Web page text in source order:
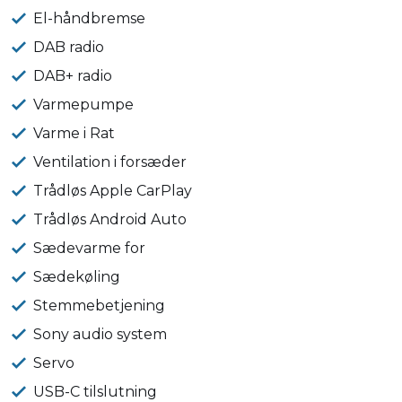
El-håndbremse
DAB radio
DAB+ radio
Varmepumpe
Varme i Rat
Ventilation i forsæder
Trådløs Apple CarPlay
Trådløs Android Auto
Sædevarme for
Sædekøling
Stemmebetjening
Sony audio system
Servo
USB-C tilslutning